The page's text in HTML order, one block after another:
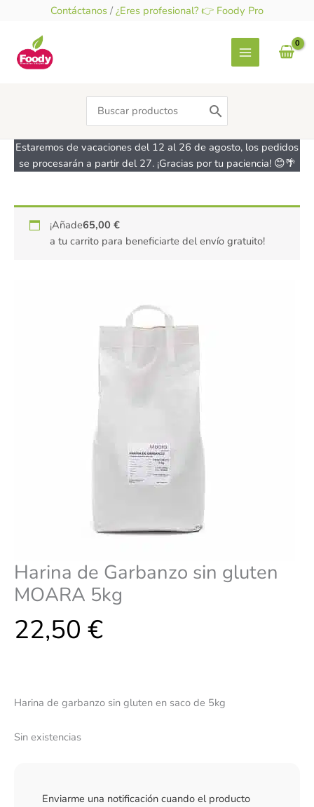
contenido
Contáctanos / ¿Eres profesional? 👉 Foody Pro
Search
for:
Estaremos de vacaciones del 12 al 26 de agosto, los pedidos
se procesarán a partir del 27. ¡Gracias por tu paciencia! 😊🌴
¡Añade65,00€
a tu carrito para beneficiarte del envío gratuito!
Harina de Garbanzo sin gluten
MOARA 5kg
22,50 €
Harina de garbanzo sin gluten en saco de 5kg
Sin existencias
Enviarme una notificación cuando el producto